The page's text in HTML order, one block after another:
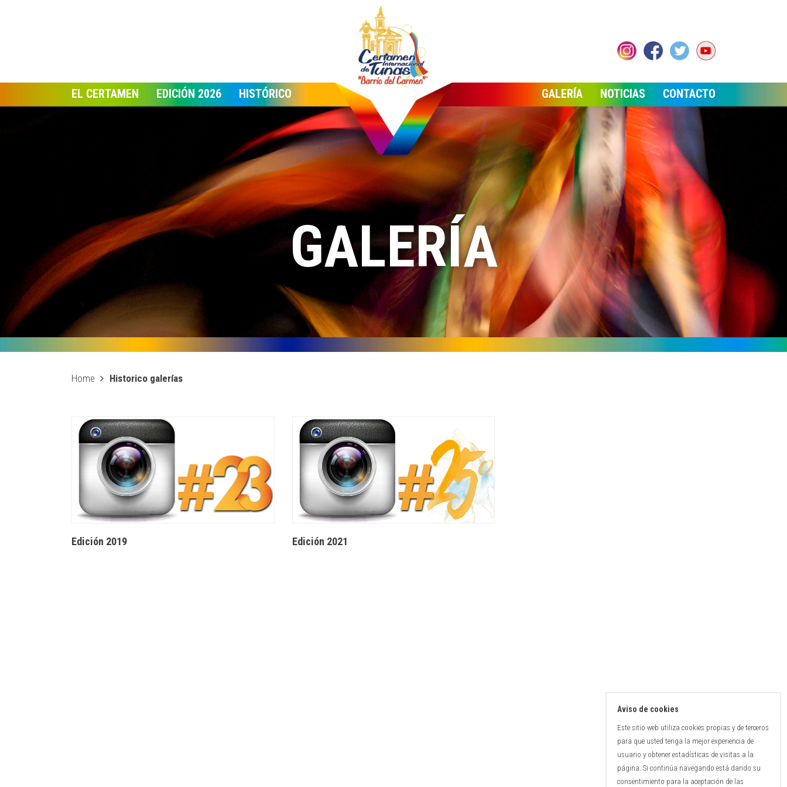
Aviso de cookies
Este sitio web utiliza cookies propias y de terceros
para que usted tenga la mejor experiencia de
usuario y obtener estadísticas de visitas a la
página. Si continúa navegando está dando su
consentimiento para la aceptación de las
EL CERTAMEN EDICIÓN 2026 HISTÓRICO GALERÍA NOTICIAS CONTACTO
GALERÍA
Home Historico galerías
Edición 2019 Edición 2021